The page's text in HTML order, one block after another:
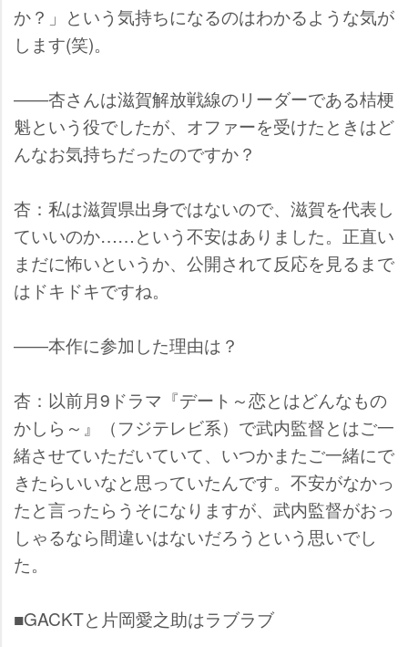
か？」という気持ちになるのはわかるような気が
します(笑)。
――杏さんは滋賀解放戦線のリーダーである桔梗
魁という役でしたが、オファーを受けたときはど
んなお気持ちだったのですか？
杏：私は滋賀県出身ではないので、滋賀を代表し
ていいのか……という不安はありました。正直い
まだに怖いというか、公開されて反応を見るまで
はドキドキですね。
――本作に参加した理由は？
杏：以前月9ドラマ『デート～恋とはどんなもの
かしら～』（フジテレビ系）で武内監督とはご一
緒させていただいていて、いつかまたご一緒にで
きたらいいなと思っていたんです。不安がなかっ
たと言ったらうそになりますが、武内監督がおっ
しゃるなら間違いはないだろうという思いでし
た。
■GACKTと片岡愛之助はラブラブ